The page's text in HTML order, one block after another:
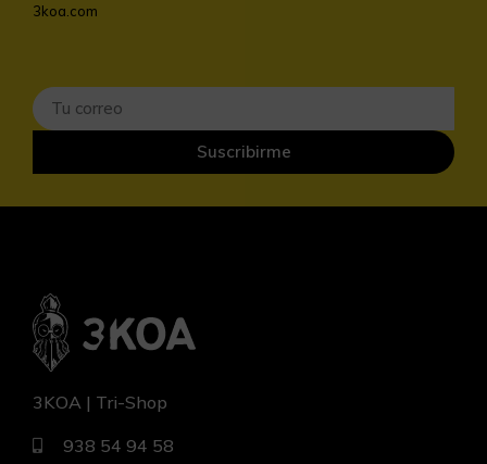
3koa.com
Suscribirme
3KOA | Tri-Shop
938 54 94 58